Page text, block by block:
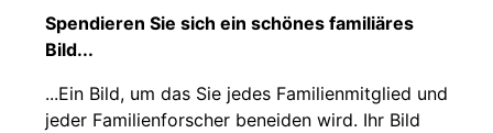
Spendieren Sie sich ein schönes familiäres
Bild...
...Ein Bild, um das Sie jedes Familienmitglied und
jeder Familienforscher beneiden wird. Ihr Bild